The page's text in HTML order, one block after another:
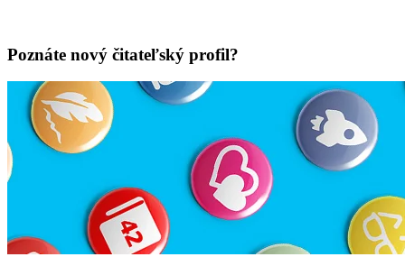
Poznáte nový čitateľský profil?